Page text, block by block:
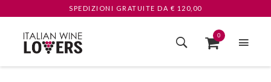
SPEDIZIONI GRATUITE DA € 120,00
0